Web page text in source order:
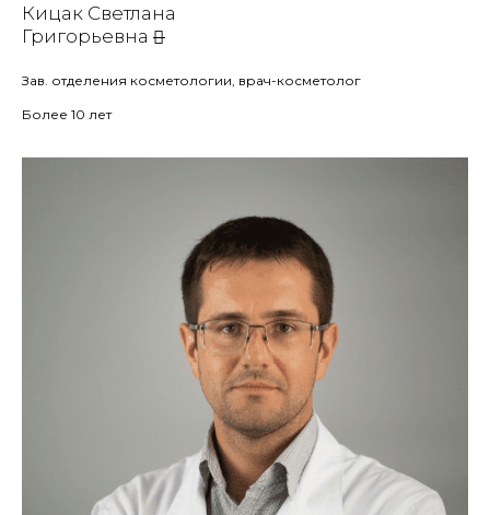
Кицак Светлана
Григорьевна
Зав. отделения косметологии, врач-косметолог
Более 10 лет